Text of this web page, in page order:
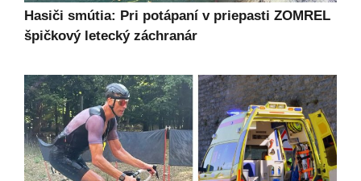
Hasiči smútia: Pri potápaní v priepasti ZOMREL
špičkový letecký záchranár